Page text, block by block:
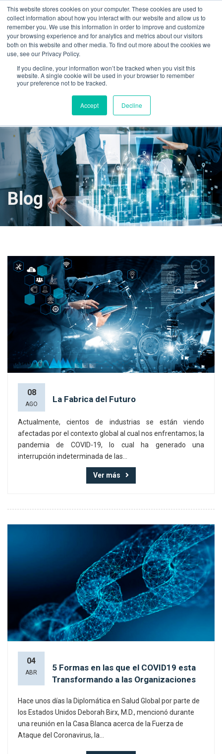
This website stores cookies on your computer. These cookies are used to
collect information about how you interact with our website and allow us to
remember you. We use this information in order to improve and customize
your browsing experience and for analytics and metrics about our visitors
both on this website and other media. To find out more about the cookies we
use, see our Privacy Policy.
If you decline, your information won’t be tracked when you visit this
website. A single cookie will be used in your browser to remember
your preference not to be tracked.
Accept Decline
01 800 552 3686 (55) 5511 4455.
contacto@grupo-mediatec.com
Blog
08
AGO La Fabrica del Futuro
Actualmente, cientos de industrias se están viendo
afectadas por el contexto global al cual nos enfrentamos; la
pandemia de COVID-19, lo cual ha generado una
interrupción indeterminada de las...
Ver más
04
ABR
5 Formas en las que el COVID19 esta
Transformando a las Organizaciones
Hace unos días la Diplomática en Salud Global por parte de
los Estados Unidos Deborah Birx, M.D., mencionó durante
una reunión en la Casa Blanca acerca de la Fuerza de
Ataque del Coronavirus, la...